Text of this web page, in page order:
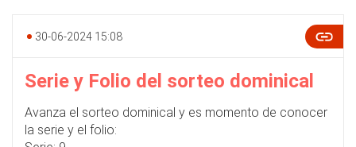
30-06-2024 15:08
Serie y Folio del sorteo dominical
Avanza el sorteo dominical y es momento de conocer
la serie y el folio: